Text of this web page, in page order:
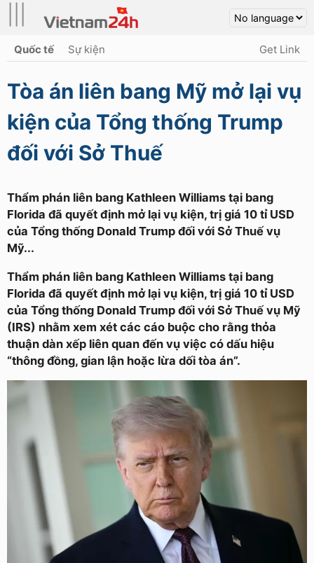
Quốc tế Sự kiện Get Link
Tòa án liên bang Mỹ mở lại vụ
kiện của Tổng thống Trump
đối với Sở Thuế
Thẩm phán liên bang Kathleen Williams tại bang
Florida đã quyết định mở lại vụ kiện, trị giá 10 tỉ USD
của Tổng thống Donald Trump đối với Sở Thuế vụ
Mỹ...
Thẩm phán liên bang Kathleen Williams tại bang
Florida đã quyết định mở lại vụ kiện, trị giá 10 tỉ USD
của Tổng thống Donald Trump đối với Sở Thuế vụ Mỹ
(IRS) nhằm xem xét các cáo buộc cho rằng thỏa
thuận dàn xếp liên quan đến vụ việc có dấu hiệu
“thông đồng, gian lận hoặc lừa dối tòa án”.